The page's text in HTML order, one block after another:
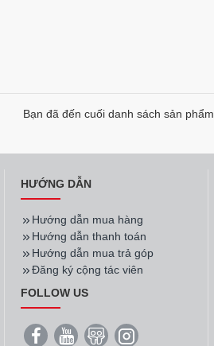
Bạn đã đến cuối danh sách sản phẩm.
HƯỚNG DẪN
Hướng dẫn mua hàng
Hướng dẫn thanh toán
Hướng dẫn mua trả góp
Đăng ký cộng tác viên
FOLLOW US